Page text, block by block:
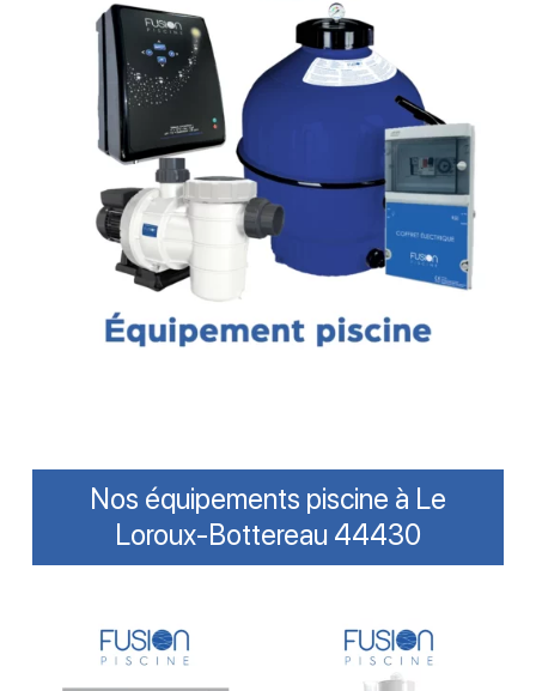
Nos équipements piscine à Le
Loroux-Bottereau 44430